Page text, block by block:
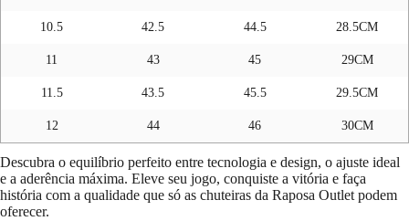
10.5 42.5 44.5 28.5CM
11 43 45 29CM
11.5 43.5 45.5 29.5CM
12 44 46 30CM
Descubra o equilíbrio perfeito entre tecnologia e design, o ajuste ideal
e a aderência máxima. Eleve seu jogo, conquiste a vitória e faça
história com a qualidade que só as chuteiras da Raposa Outlet podem
oferecer.